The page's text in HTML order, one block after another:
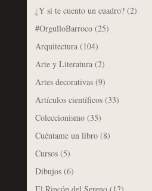
¿Y si te cuento un cuadro?(2)
#OrgulloBarroco(25)
Arquitectura(104)
Arte y Literatura(2)
Artes decorativas(9)
Artículos científicos(33)
Coleccionismo(35)
Cuéntame un libro(8)
Cursos(5)
Dibujos(6)
El Rincón del Sereno(12)